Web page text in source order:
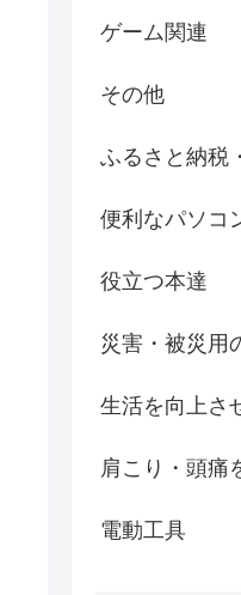
ゲーム関連
その他
ふるさと納税
便利なパソコ
役立つ本達
災害・被災用
生活を向上さ
肩こり・頭痛
電動工具